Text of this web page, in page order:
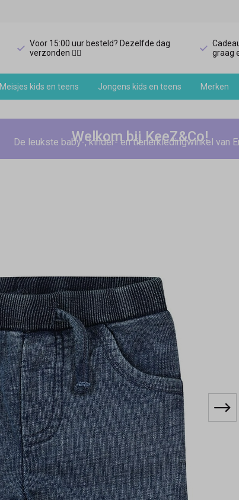
Voor 15:00 uur besteld? Dezelfde dag
verzonden 🏃‍♀️
graag
Meisjes kids en teens Jongens kids en teens Merken
Welkom bij KeeZ&Co!
De leukste baby-, kinder- en tienerkledingwinkel van